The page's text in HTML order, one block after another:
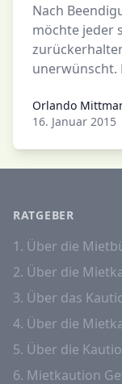
Nach
möchte jeder
unerwünscht.
Orlando
Orlando
16. Januar 2015
RATGEBER
1. Über die
2. Über die
3. Über das
4. Über die
5. Über die
6. Mietkaution